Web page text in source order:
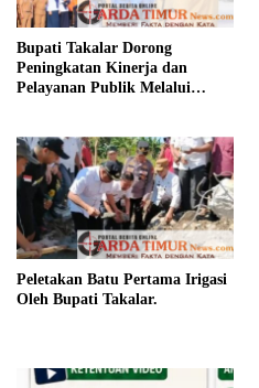
Bupati Takalar Dorong
Peningkatan Kinerja dan
Pelayanan Publik Melalui
Peletakan Batu Pertama Irigasi
Oleh Bupati Takalar.